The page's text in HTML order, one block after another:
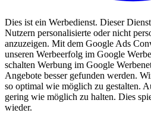
Dies ist ein Werbedienst. Dieser
Nutzern personalisierte oder nicht
anzuzeigen. Mit dem Google Ads
unseren Werbeerfolg im Google
schalten Werbung im Google
Angebote besser gefunden werden.
so optimal wie möglich zu gestalten.
gering wie möglich zu halten. Dies
wieder.